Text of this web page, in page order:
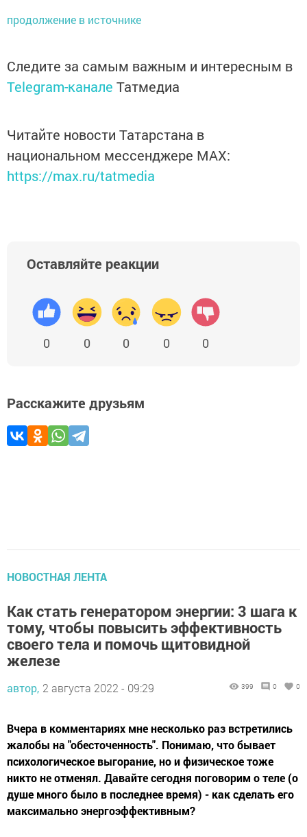
продолжение в источнике
Следите за самым важным и интересным в
Telegram-канале Татмедиа
Читайте новости Татарстана в
национальном мессенджере MАХ:
https://max.ru/tatmedia
Оставляйте реакции
0 0 0 0 0
Расскажите друзьям
НОВОСТНАЯ ЛЕНТА
Как стать генератором энергии: 3 шага к
тому, чтобы повысить эффективность
своего тела и помочь щитовидной
железе
автор, 2 августа 2022 - 09:29 399 0 0
Вчера в комментариях мне несколько раз встретились
жалобы на "обесточенность". Понимаю, что бывает
психологическое выгорание, но и физическое тоже
никто не отменял. Давайте сегодня поговорим о теле (о
душе много было в последнее время) - как сделать его
максимально энергоэффективным?